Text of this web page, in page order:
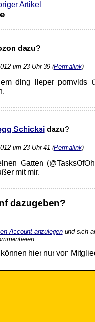
Artikel
dazu?
um 23 Uhr 39 (Permalink)
ding lieper pornvids
Schicksidazu?
um 23 Uhr 41 (Permalink)
Gatten
mit mir.
dazugeben?
Account anzulegenund sich
hier nur von